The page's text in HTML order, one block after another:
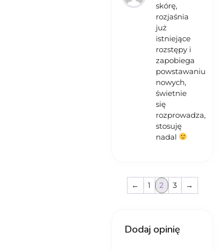
skórę,
rozjaśnia
już
istniejące
rozstępy i
zapobiega
powstawaniu
nowych,
świetnie
się
rozprowadza,
stosuję
nadal
← 1 2 3 →
Dodaj opinię